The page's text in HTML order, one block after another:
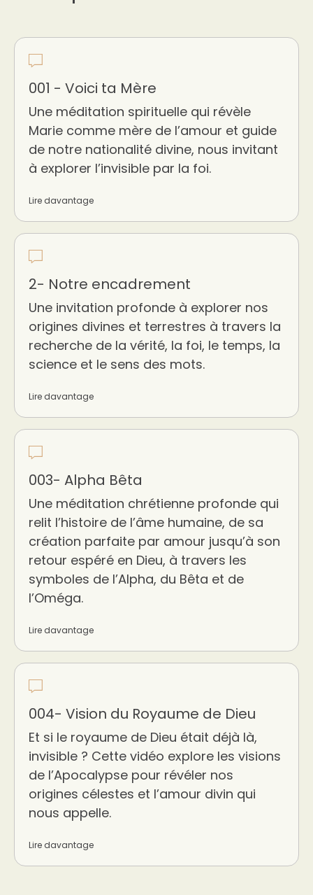
001 - Voici ta Mère
Une méditation spirituelle qui révèle
Marie comme mère de l’amour et guide
de notre nationalité divine, nous invitant
à explorer l’invisible par la foi.
Lire davantage
2- Notre encadrement
Une invitation profonde à explorer nos
origines divines et terrestres à travers la
recherche de la vérité, la foi, le temps, la
science et le sens des mots.
Lire davantage
003- Alpha Bêta
Une méditation chrétienne profonde qui
relit l’histoire de l’âme humaine, de sa
création parfaite par amour jusqu’à son
retour espéré en Dieu, à travers les
symboles de l’Alpha, du Bêta et de
l’Oméga.
Lire davantage
004- Vision du Royaume de Dieu
Et si le royaume de Dieu était déjà là,
invisible ? Cette vidéo explore les visions
de l’Apocalypse pour révéler nos
origines célestes et l’amour divin qui
nous appelle.
Lire davantage